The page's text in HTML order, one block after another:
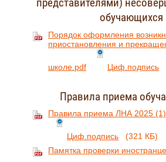
представителями)
обучающихся
Порядок оформления
приостановления и
школе.pdf Циф.подпись
Правила приема
Правила приема ЛНА 2025
Циф.подпись
(321 КБ)
Памятка проверки